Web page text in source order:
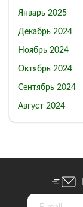
Январь 2025
Декабрь 2024
Ноябрь 2024
Октябрь 2024
Сентябрь 2024
Август 2024